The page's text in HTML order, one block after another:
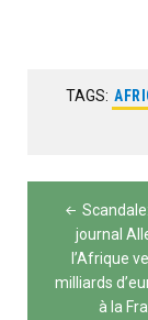
TAGS:
l’article
journal
l’Afrique
milliards
à la